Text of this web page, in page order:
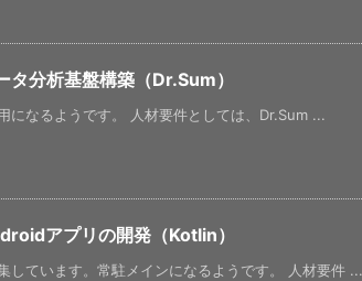
タ分析基盤構築（Dr.Sum）
になるようです。 人材要件としては、Dr.Sum ...
アプリの開発（Kotlin）
しています。常駐メインになるようです。 人材要件 ...